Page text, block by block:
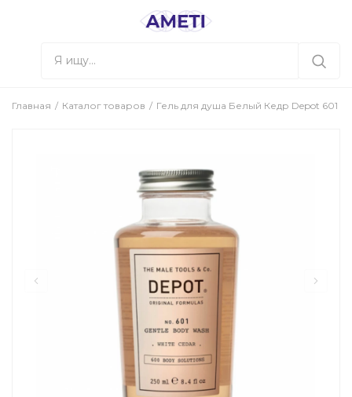
Главная Каталог товаров Гель для душа Белый Кедр Depot 601 ,